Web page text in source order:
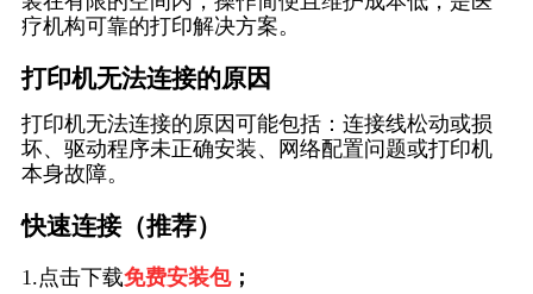
疗机构可靠的打印解决方案。
打印机无法连接的原因
打印机无法连接的原因可能包括：连接线松动或损
坏、驱动程序未正确安装、网络配置问题或打印机
本身故障。
快速连接（推荐）
1.点击下载免费安装包；